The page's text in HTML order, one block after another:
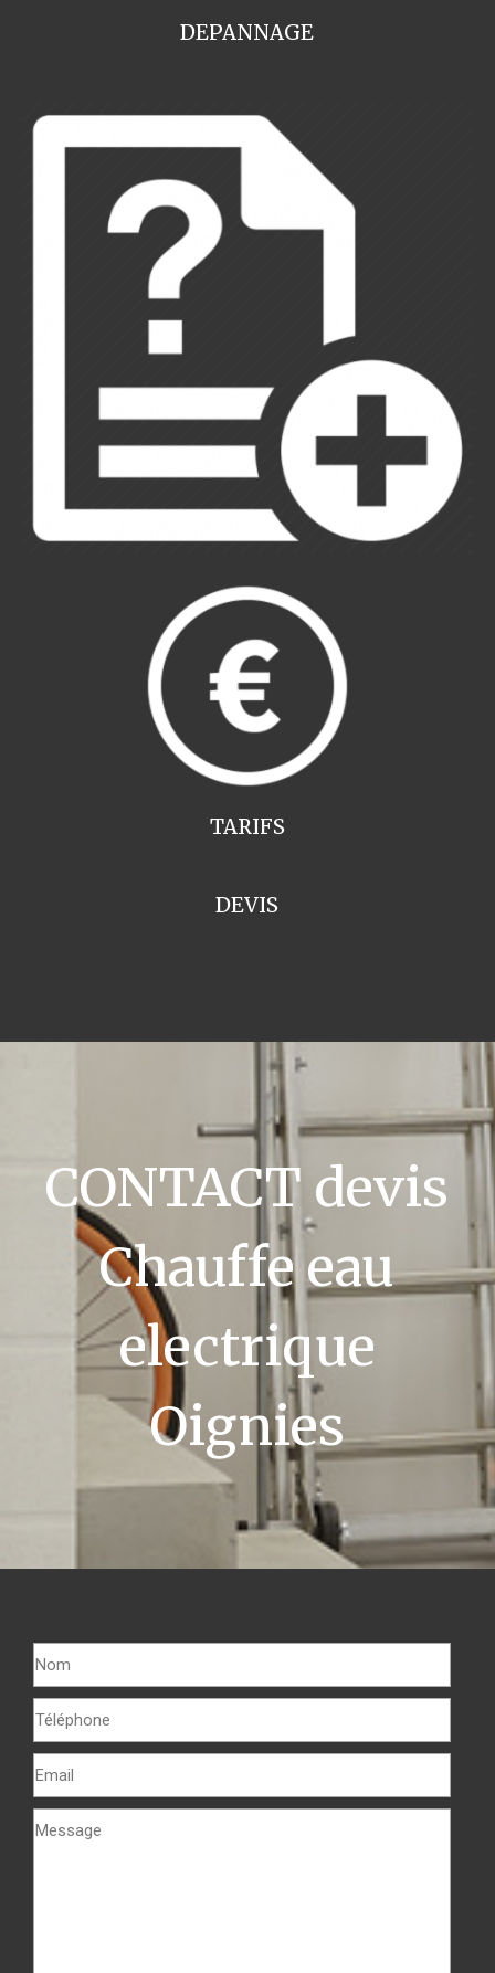
DEPANNAGE
TARIFS
DEVIS
CONTACT devis
Chauffe eau
electrique
Oignies